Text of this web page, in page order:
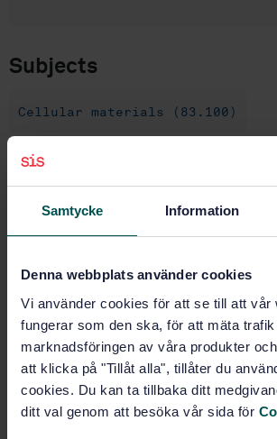
Samtycke Information
Denna webbplats använder cookies
Vi använder cookies för att se till att vår
fungerar som den ska, för att mäta
marknadsföringen av våra produkter
att klicka på "Tillåt alla", tillåter du
cookies. Du kan ta tillbaka ditt
ditt val genom att besöka vår sida för
Subjects
Cellular materials (83.100)
Flexible cellular polymeric materials
Determination of antibacterial
23641:2021, IDT)
Subscribe on